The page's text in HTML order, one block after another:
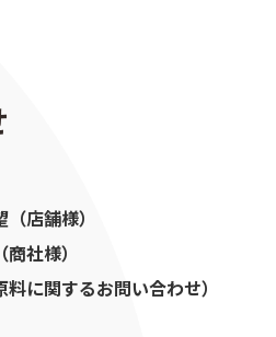
店舗様）
社様）
に関するお問い合わせ）